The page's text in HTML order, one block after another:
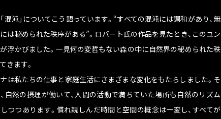
混沌」についてこう語っています。“すべての混沌には調和があり、無
は秘められた秩序がある”。ロバート氏の作品を見たとき、このユン
浮かびました。一見何の変哲もない森の中に自然界の秘められた秩
きます。
は私たちの仕事と家庭生活にさまざまな変化をもたらしました。そ
自然の摂理が働いて、人間の活動で満ちていた場所も自然のリズム
つつあります。慣れ親しんだ時間と空間の概念は一変し、すべてが